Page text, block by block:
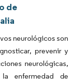
de
neurológicos son
prevenir y
neurológicas,
enfermedad de